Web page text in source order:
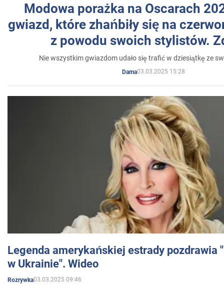
Modowa porażka na Oscarach
gwiazd, które zhańbiły się na
z powodu swoich stylistów.
Nie wszystkim gwiazdom udało się trafić w dziesiątkę ze
Dama03.03.2025 15:28
Legenda amerykańskiej estrady pozdrawia
w Ukrainie". Wideo
Rozrywka03.03.2025 09:46